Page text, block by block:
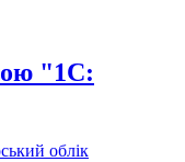
"1С:
облік